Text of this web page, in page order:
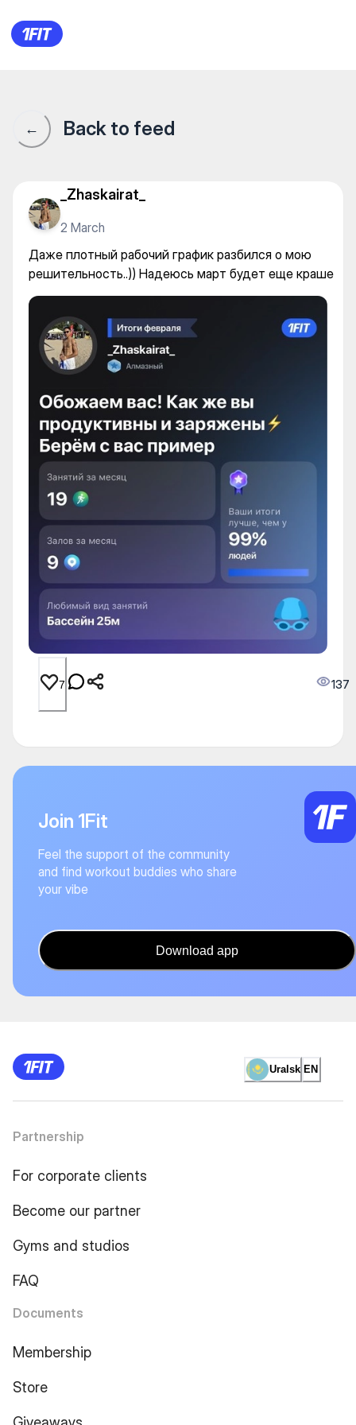
Даже плотный рабочий
← Back to feed
_Zhaskairat_
2 March
Даже плотный рабочий график разбился о мою
решительность..)) Надеюсь март будет еще краше
7 137
Join 1Fit
Feel the support of the community
and find workout buddies who share
your vibe
Download app
Uralsk EN
Partnership
For corporate clients
Become our partner
Gyms and studios
FAQ
Documents
Membership
Store